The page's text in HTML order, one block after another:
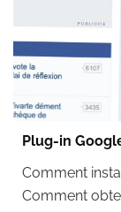
Plug-in
Comment
Comment